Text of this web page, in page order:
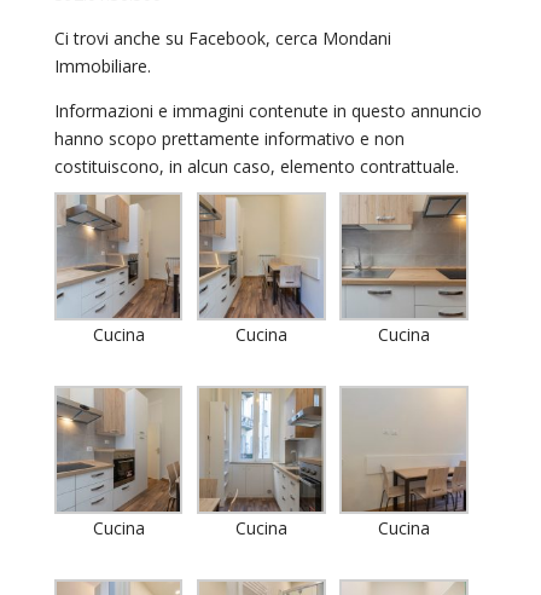
Ci trovi anche su Facebook, cerca Mondani
Immobiliare.
Informazioni e immagini contenute in questo annuncio
hanno scopo prettamente informativo e non
costituiscono, in alcun caso, elemento contrattuale.
Cucina Cucina Cucina
Cucina Cucina Cucina